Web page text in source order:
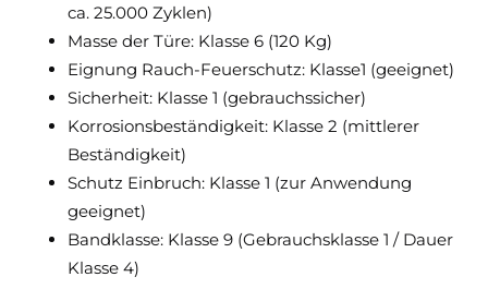
ca. 25.000 Zyklen)
Masse der Türe: Klasse 6 (120 Kg)
Eignung Rauch-Feuerschutz: Klasse1 (geeignet)
Sicherheit: Klasse 1 (gebrauchssicher)
Korrosionsbeständigkeit: Klasse 2 (mittlerer
Beständigkeit)
Schutz Einbruch: Klasse 1 (zur Anwendung
geeignet)
Bandklasse: Klasse 9 (Gebrauchsklasse 1 / Dauer
Klasse 4)